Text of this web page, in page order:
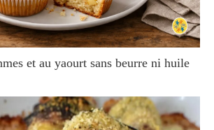
et au yaourt sans beurre ni huile